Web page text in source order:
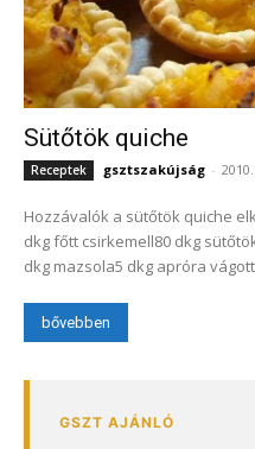
Sütőtök quiche
Receptek gsztszakújság -
Hozzávalók a sütőtök quiche
dkg főtt csirkemell80 dkg
dkg mazsola5 dkg apróra
bővebben